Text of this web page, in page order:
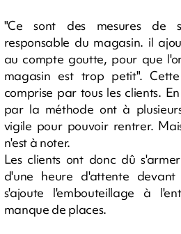
"Ce sont des mesures de
responsable du magasin. il
au compte goutte, pour que
magasin est trop petit".
comprise par tous les clients.
par la méthode ont à
vigile pour pouvoir rentrer.
n'est à noter.
Les clients ont donc dû
d'une heure d'attente
s'ajoute l'embouteillage à
manque de places.